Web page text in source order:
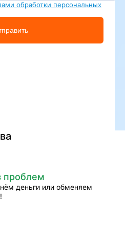
обработки персональных
проблем
деньги или обменяем